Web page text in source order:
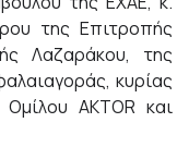
της Επιτροπής
Λαζαράκου, της
κυρίας
AKTOR και